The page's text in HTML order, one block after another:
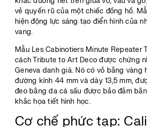
vẻ quyến rũ của một chiếc đồng hồ.
hiện động lực sáng tạo điển hình của
vang.
Mẫu Les Cabinotiers Minute Repeater
cách Tribute to Art Deco được chứng
Geneva danh giá. Nó có vỏ bằng vàng
đường kính 44 mm và dày 13,5 mm,
đeo bằng da cá sấu được bảo đảm
khắc họa tiết hình học.
Cơ chế phức tạp: